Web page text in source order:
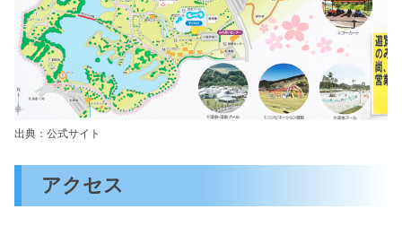
出典：公式サイト
アクセス